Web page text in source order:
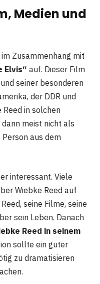
Medien und
Zusammenhang mit
Elvis“ auf. Dieser Film
seiner besonderen
der DDR und
Reed in solchen
meist nicht als
aus dem
interessant. Viele
Wiebke Reed auf
seine Filme, seine
sein Leben. Danach
Reed in seinem
sollte ein guter
zu dramatisieren